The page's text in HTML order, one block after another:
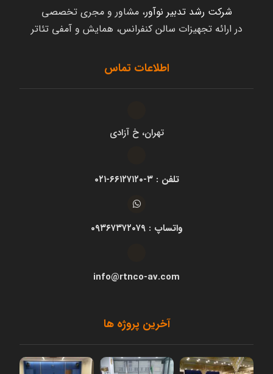
شرکت رشد تدبیر نوآور، مشاور و مجری تخصصی
در ارائه تجهیزات سالن کنفرانس، همایش و آمفی تئاتر
اطلاعات تماس
تهران، خ آزادی
تلفن : ۳-۶۶۱۲۷۱۲۰-۰۲۱
واتساپ : ۰۹۳۶۷۳۷۲۰۷۹
info@rtnco-av.com
آخرین پروژه ها